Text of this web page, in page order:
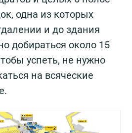
одна из которых
и до здания
добираться около 15
успеть, не нужно
на всяческие